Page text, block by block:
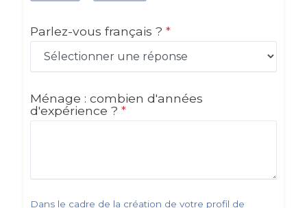
Parlez-vous français ? *
Ménage : combien d'années
d'expérience ? *
Dans le cadre de la création de votre profil de